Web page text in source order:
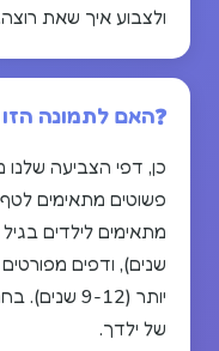
ולצבוע איך שאת
האם לתמונה
כן, דפי הצביעה שלנו
שנים), ודפים
יותר (9-12
של ילדך.